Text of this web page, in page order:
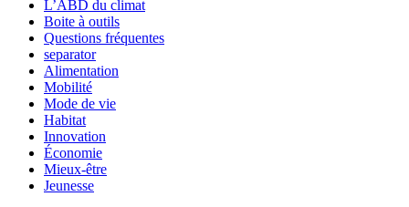
L’ABD du climat
Boite à outils
Questions fréquentes
separator
Alimentation
Mobilité
Mode de vie
Habitat
Innovation
Économie
Mieux-être
Jeunesse